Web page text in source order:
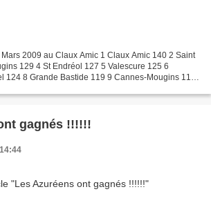
2009 au Claux Amic 1 Claux Amic 140 2 Saint
129 4 St Endréol 127 5 Valescure 125 6
124 8 Grande Bastide 119 9 Cannes-Mougins 118
gagnés !!!!!!